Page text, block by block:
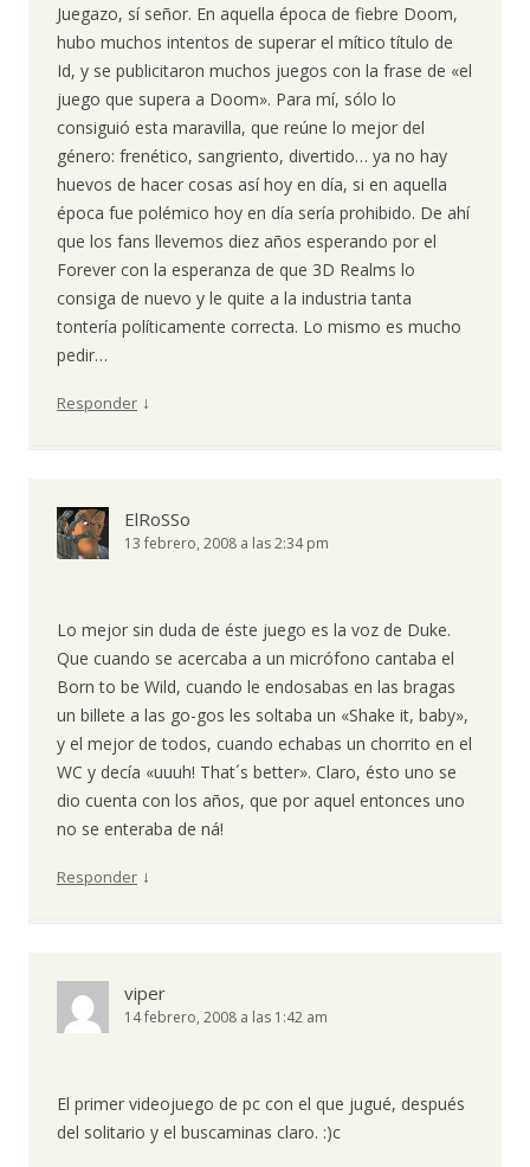
Juegazo, sí señor. En aquella época de fiebre Doom,
hubo muchos intentos de superar el mítico título de
Id, y se publicitaron muchos juegos con la frase de «el
juego que supera a Doom». Para mí, sólo lo
consiguió esta maravilla, que reúne lo mejor del
género: frenético, sangriento, divertido… ya no hay
huevos de hacer cosas así hoy en día, si en aquella
época fue polémico hoy en día sería prohibido. De ahí
que los fans llevemos diez años esperando por el
Forever con la esperanza de que 3D Realms lo
consiga de nuevo y le quite a la industria tanta
tontería políticamente correcta. Lo mismo es mucho
pedir…
Responder ↓
ElRoSSo
13 febrero, 2008 a las 2:34 pm
Lo mejor sin duda de éste juego es la voz de Duke.
Que cuando se acercaba a un micrófono cantaba el
Born to be Wild, cuando le endosabas en las bragas
un billete a las go-gos les soltaba un «Shake it, baby»,
y el mejor de todos, cuando echabas un chorrito en el
WC y decía «uuuh! That´s better». Claro, ésto uno se
dio cuenta con los años, que por aquel entonces uno
no se enteraba de ná!
Responder ↓
viper
14 febrero, 2008 a las 1:42 am
El primer videojuego de pc con el que jugué, después
del solitario y el buscaminas claro. :)c